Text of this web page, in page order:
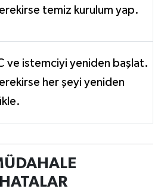
temiz kurulum yap.
ve istemciyi yeniden başlat.
her şeyi yeniden